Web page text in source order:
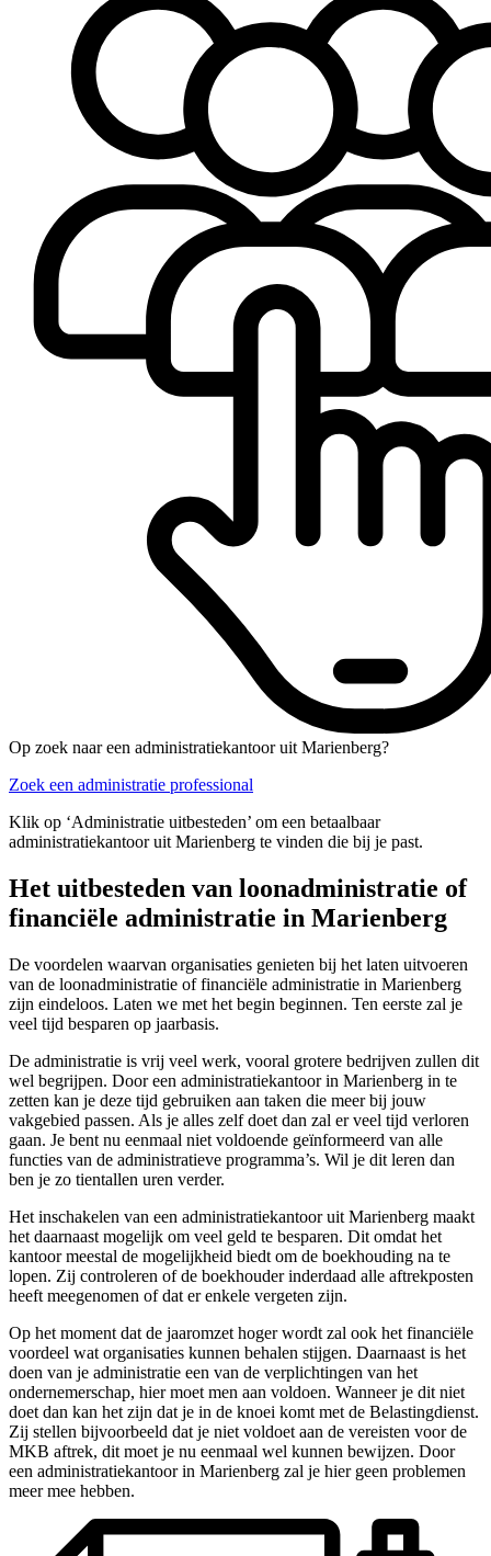
Op zoek naar een administratiekantoor uit Marienberg?
Zoek een administratie professional
Klik op ‘Administratie uitbesteden’ om een betaalbaar
administratiekantoor uit Marienberg te vinden die bij je past.
Het uitbesteden van loonadministratie of
financiële administratie in Marienberg
De voordelen waarvan organisaties genieten bij het laten uitvoeren
van de loonadministratie of financiële administratie in Marienberg
zijn eindeloos. Laten we met het begin beginnen. Ten eerste zal je
veel tijd besparen op jaarbasis.
De administratie is vrij veel werk, vooral grotere bedrijven zullen dit
wel begrijpen. Door een administratiekantoor in Marienberg in te
zetten kan je deze tijd gebruiken aan taken die meer bij jouw
vakgebied passen. Als je alles zelf doet dan zal er veel tijd verloren
gaan. Je bent nu eenmaal niet voldoende geïnformeerd van alle
functies van de administratieve programma’s. Wil je dit leren dan
ben je zo tientallen uren verder.
Het inschakelen van een administratiekantoor uit Marienberg maakt
het daarnaast mogelijk om veel geld te besparen. Dit omdat het
kantoor meestal de mogelijkheid biedt om de boekhouding na te
lopen. Zij controleren of de boekhouder inderdaad alle aftrekposten
heeft meegenomen of dat er enkele vergeten zijn.
Op het moment dat de jaaromzet hoger wordt zal ook het financiële
voordeel wat organisaties kunnen behalen stijgen. Daarnaast is het
doen van je administratie een van de verplichtingen van het
ondernemerschap, hier moet men aan voldoen. Wanneer je dit niet
doet dan kan het zijn dat je in de knoei komt met de Belastingdienst.
Zij stellen bijvoorbeeld dat je niet voldoet aan de vereisten voor de
MKB aftrek, dit moet je nu eenmaal wel kunnen bewijzen. Door
een administratiekantoor in Marienberg zal je hier geen problemen
meer mee hebben.